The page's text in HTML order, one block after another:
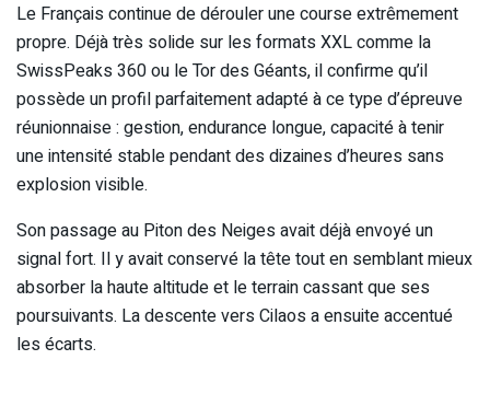
Le Français continue de dérouler une course extrêmement
propre. Déjà très solide sur les formats XXL comme la
SwissPeaks 360 ou le Tor des Géants, il confirme qu’il
possède un profil parfaitement adapté à ce type d’épreuve
réunionnaise : gestion, endurance longue, capacité à tenir
une intensité stable pendant des dizaines d’heures sans
explosion visible.
Son passage au Piton des Neiges avait déjà envoyé un
signal fort. Il y avait conservé la tête tout en semblant mieux
absorber la haute altitude et le terrain cassant que ses
poursuivants. La descente vers Cilaos a ensuite accentué
les écarts.